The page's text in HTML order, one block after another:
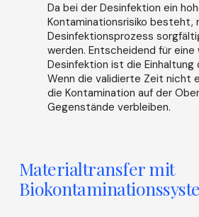
Da bei der Desinfektion ein
Kontaminationsrisiko besteht,
Desinfektionsprozess
werden. Entscheidend für eine
Desinfektion ist die
Wenn die validierte Zeit nicht
die Kontamination auf der
Gegenstände verbleiben.
Materialtransfer mit